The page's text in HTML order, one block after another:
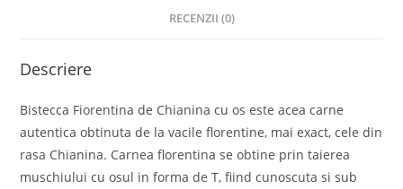
RECENZII (0)
Descriere
Bistecca Fiorentina de Chianina cu os este acea carne
autentica obtinuta de la vacile florentine, mai exact, cele din
rasa Chianina. Carnea florentina se obtine prin taierea
muschiului cu osul in forma de T, fiind cunoscuta si sub